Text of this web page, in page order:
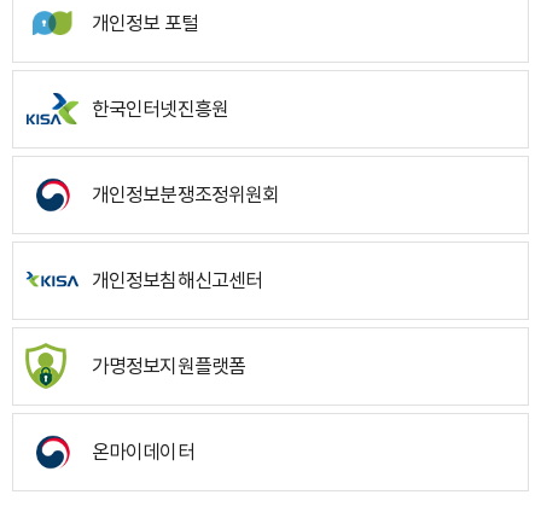
개인정보 포털
한국인터넷진흥원
개인정보분쟁조정위원회
개인정보침해신고센터
가명정보지원플랫폼
온마이데이터